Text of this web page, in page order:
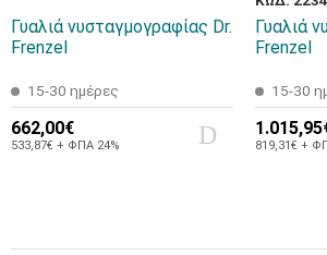
Γυαλιά νυσταγμογραφίας Dr.
Frenzel
15-30 ημέρες
662,00€
533,87€ + ΦΠΑ 24%
Γυαλιά
Frenzel
15-30
819,31€ +